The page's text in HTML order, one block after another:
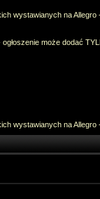
wystawianych na
może dodać
wystawianych na